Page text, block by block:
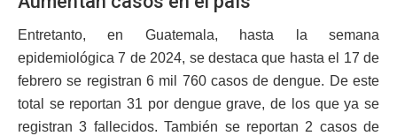
Entretanto, en Guatemala, hasta la semana
epidemiológica 7 de 2024, se destaca que hasta el 17 de
febrero se registran 6 mil 760 casos de dengue. De este
total se reportan 31 por dengue grave, de los que ya se
registran 3 fallecidos. También se reportan 2 casos de